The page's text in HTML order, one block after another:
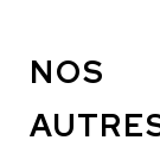
NOS